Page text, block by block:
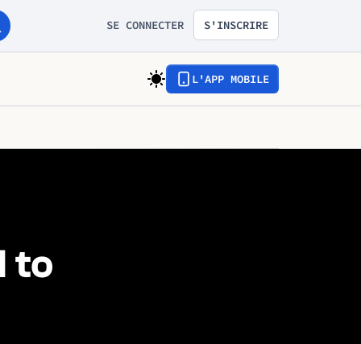
SE CONNECTER S'INSCRIRE
L'APP MOBILE
to